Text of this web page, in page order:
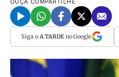
OUÇA COMPARTILHE
Siga o A TARDEno Google